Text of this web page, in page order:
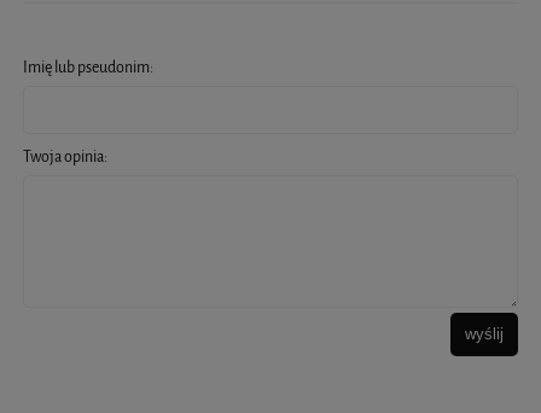
Imię lub pseudonim:
Twoja opinia:
wyślij